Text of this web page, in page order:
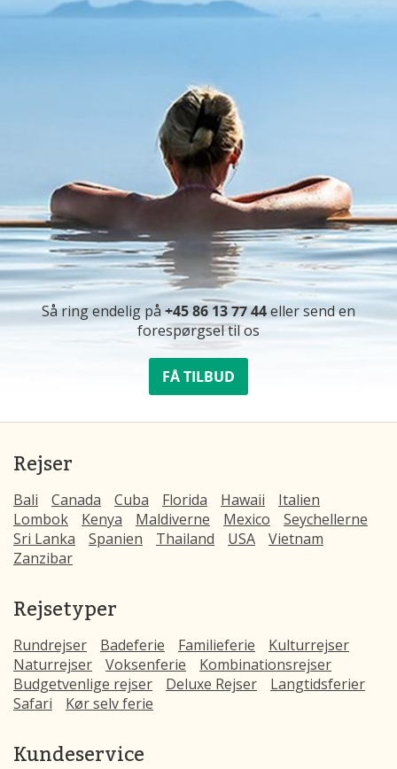
Så ring endelig på +45 86 13 77 44eller send en
forespørgsel til os
FÅ TILBUD
Rejser
Bali Canada Cuba Florida Hawaii
Italien
Lombok
Kenya Maldiverne Mexico
Seychellerne
Sri Lanka
Spanien Thailand USA
Vietnam
Zanzibar
Rejsetyper
Rundrejser Badeferie Familieferie
Kulturrejser
Naturrejser
Voksenferie
Kombinationsrejser
Budgetvenlige rejser
Deluxe Rejser
Langtidsferier
Safari
Kør selv ferie
Kundeservice